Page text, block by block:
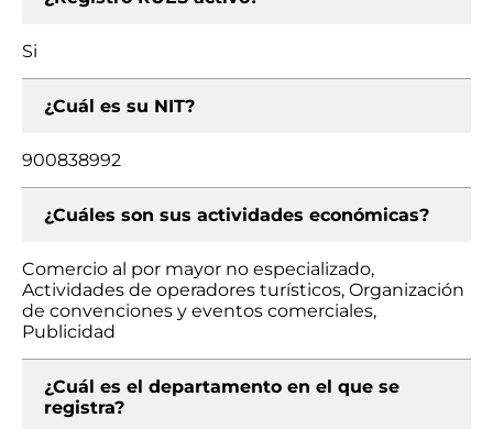
Si
¿Cuál es su NIT?
900838992
¿Cuáles son sus actividades económicas?
Comercio al por mayor no especializado,
Actividades de operadores turísticos, Organización
de convenciones y eventos comerciales,
Publicidad
¿Cuál es el departamento en el que se
registra?